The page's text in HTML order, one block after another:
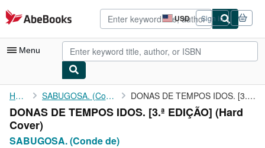
Skip to main content
AbeBooks.com USD
Site
shopping
preferences
Sign in
Menu
My Account
My Purchases
Advanced Search
Home SABUGOSA. (Conde de) DONAS DE TEMPOS IDOS. [3.ª EDIÇÃO]
DONAS DE TEMPOS IDOS. [3.ª EDIÇÃO] (Hard
Cover)
SABUGOSA. (Conde de)